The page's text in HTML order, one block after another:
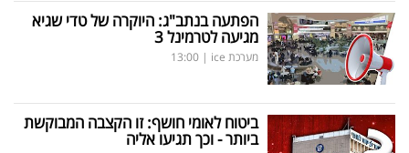
הפתעה בנתב"ג: היוקרה של טדי שגיא
מגיעה לטרמינל 3
מערכת ice |
13:00
ביטוח לאומי חושף: זו הקצבה המבוקשת
ביותר - וכך תגיעו אליה